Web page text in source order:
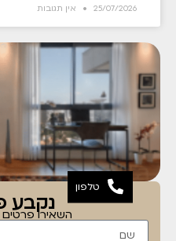
25/07/2026 אין תגובות
נקבעהשאירו
טלפון